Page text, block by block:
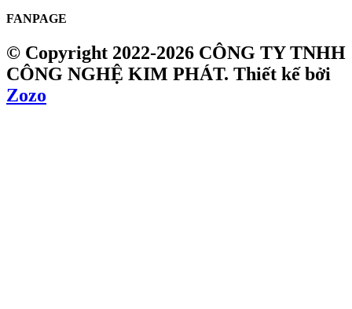
FANPAGE
© Copyright 2022-2026 CÔNG TY TNHH
CÔNG NGHỆ KIM PHÁT. Thiết kế bởi
Zozo